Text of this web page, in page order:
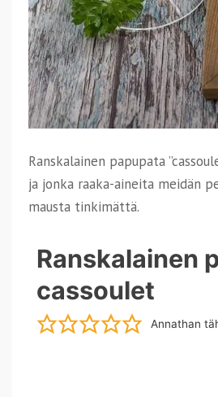
Ranskalainen papupata
ja jonka raaka-aineita meidän
mausta tinkimättä.
Ranskalainen
cassoulet
Annathan